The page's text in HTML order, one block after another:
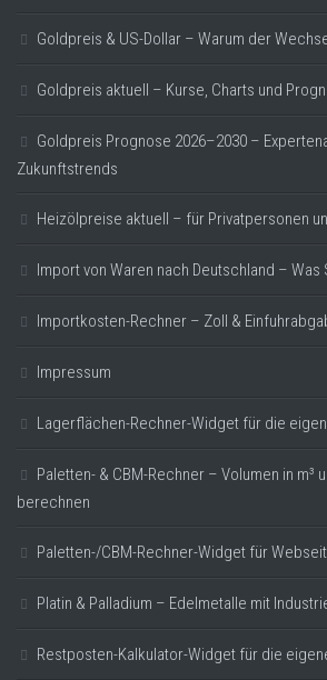
Goldpreis & US-Dollar – Warum der
Goldpreis aktuell – Kurse, Charts und
Goldpreis Prognose 2026–2030 –
Zukunftstrends
Heizölpreise aktuell – für Privatpersonen
Import von Waren nach Deutschland –
Importkosten-Rechner – Zoll &
Impressum
Lagerflächen-Rechner-Widget für die
Paletten- & CBM-Rechner – Volumen in m³
berechnen
Paletten-/CBM-Rechner-Widget für
Platin & Palladium – Edelmetalle mit
Restposten-Kalkulator-Widget für die